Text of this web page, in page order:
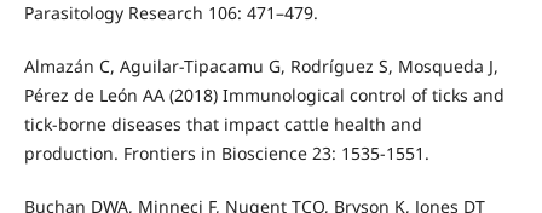
Parasitology Research 106: 471–479.
Almazán C, Aguilar-Tipacamu G, Rodríguez S, Mosqueda J,
Pérez de León AA (2018) Immunological control of ticks and
tick-borne diseases that impact cattle health and
production. Frontiers in Bioscience 23: 1535-1551.
Buchan DWA, Minneci F, Nugent TCO, Bryson K, Jones DT